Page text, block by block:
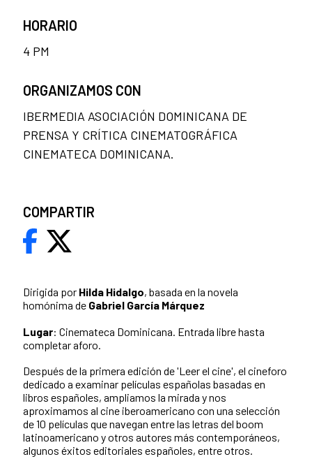
Dirigida por Hilda Hidalgo, basada en la novela
homónima de Gabriel García Márquez
Lugar: Cinemateca Dominicana. Entrada libre hasta
completar aforo.
Después de la primera edición de 'Leer el cine', el cineforo
dedicado a examinar películas españolas basadas en
libros españoles, ampliamos la mirada y nos
aproximamos al cine iberoamericano con una selección
de 10 películas que navegan entre las letras del boom
latinoamericano y otros autores más contemporáneos,
algunos éxitos editoriales españoles, entre otros.
HORARIO
4 PM
ORGANIZAMOS CON
IBERMEDIA ASOCIACIÓN DOMINICANA DE
PRENSA Y CRÍTICA CINEMATOGRÁFICA
CINEMATECA DOMINICANA.
COMPARTIR